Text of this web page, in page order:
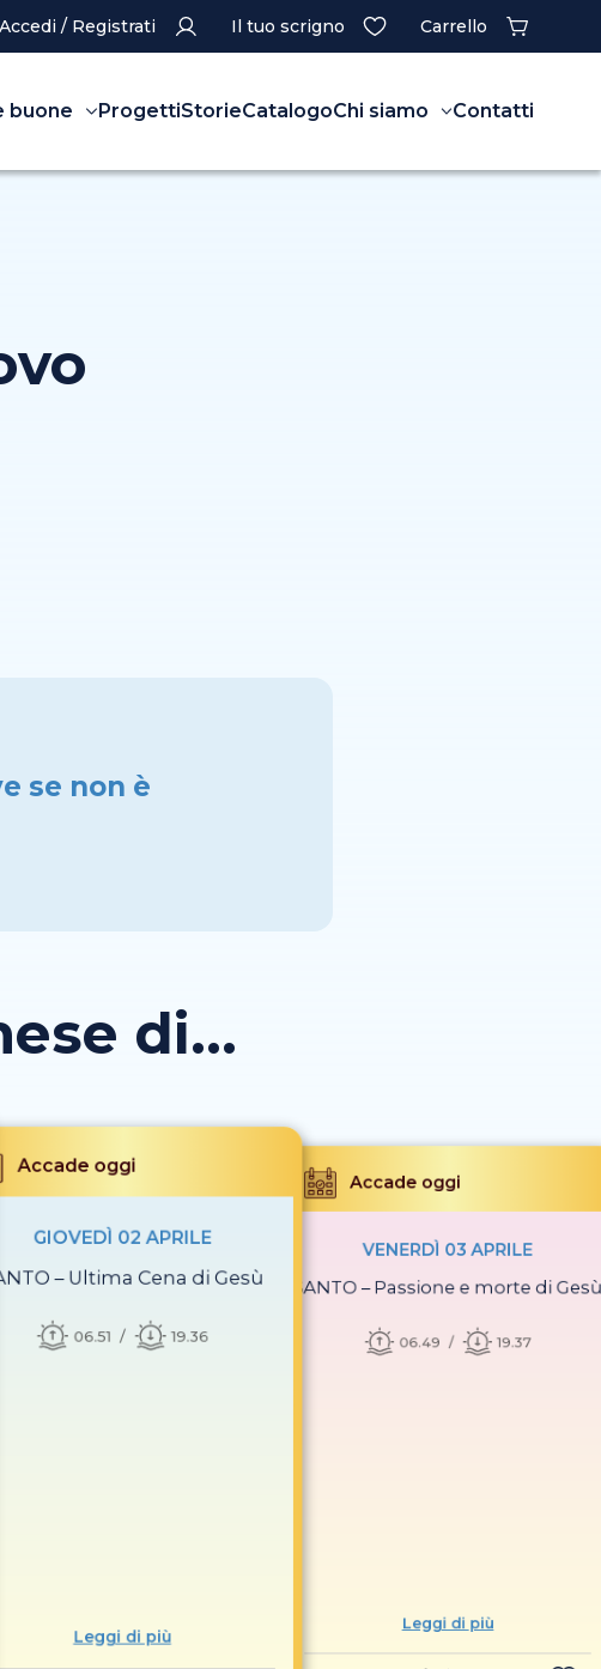
Accedi / Registrati Il tuo scrigno Carrello
buone ProgettiStorieCatalogoChi siamo Contatti
se non è
di...
Accade oggi
GIOVEDÌ 02 APRILE
– Ultima Cena di Gesù
06.51 19.36
Leggi di più
Accade oggi
VENERDÌ 03 APRILE
SANTO – Passione e morte di
06.49 19.37
Leggi di più